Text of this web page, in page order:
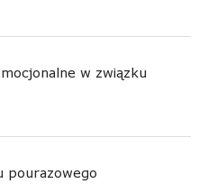
w związku
pourazowego